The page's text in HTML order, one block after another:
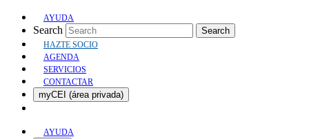
AYUDA
Search Search
HAZTE SOCIO
AGENDA
SERVICIOS
CONTACTAR
myCEI (área privada)
AYUDA